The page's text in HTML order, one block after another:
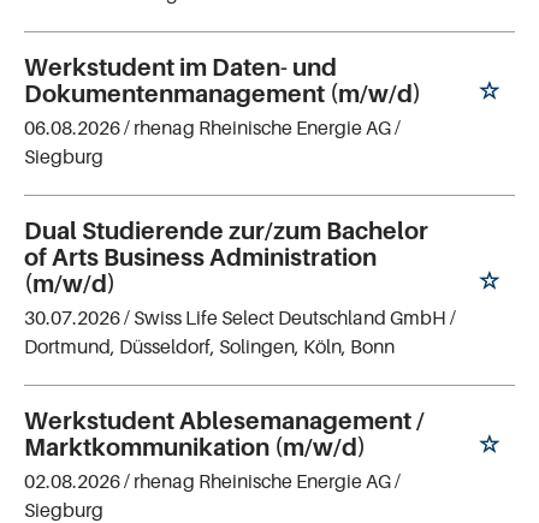
Werkstudent im Daten- und
Dokumentenmanagement (m/w/d)
06.08.2026 / rhenag Rheinische Energie AG/
Siegburg
Dual Studierende zur/zum Bachelor
of Arts Business Administration
(m/w/d)
30.07.2026 / Swiss Life Select Deutschland GmbH /
Dortmund, Düsseldorf, Solingen, Köln, Bonn
Werkstudent Ablesemanagement /
Marktkommunikation (m/w/d)
02.08.2026 / rhenag Rheinische Energie AG/
Siegburg